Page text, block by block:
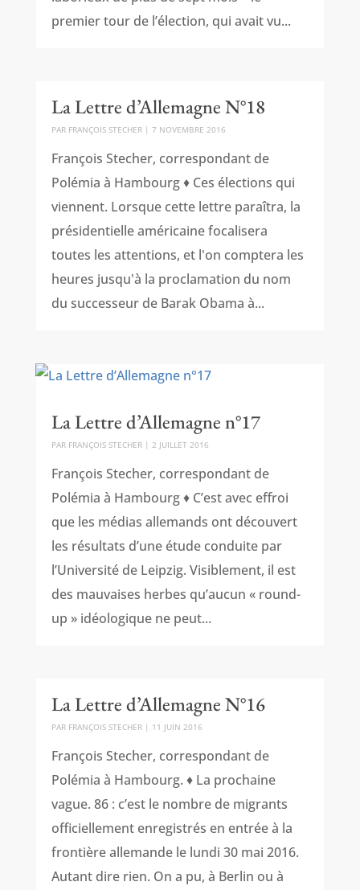
premier tour de l’élection, qui avait vu...
La Lettre d’Allemagne N°18
PAR FRANÇOIS STECHER| 7 NOVEMBRE 2016
François Stecher, correspondant de
Polémia à Hambourg ♦ Ces élections qui
viennent. Lorsque cette lettre paraîtra, la
présidentielle américaine focalisera
toutes les attentions, et l'on comptera les
heures jusqu'à la proclamation du nom
du successeur de Barak Obama à...
La Lettre d’Allemagne n°17
PAR FRANÇOIS STECHER| 2 JUILLET 2016
François Stecher, correspondant de
Polémia à Hambourg ♦ C’est avec effroi
que les médias allemands ont découvert
les résultats d’une étude conduite par
l’Université de Leipzig. Visiblement, il est
des mauvaises herbes qu’aucun « round-
up » idéologique ne peut...
La Lettre d’Allemagne N°16
PAR FRANÇOIS STECHER| 11 JUIN 2016
François Stecher, correspondant de
Polémia à Hambourg. ♦ La prochaine
vague. 86 : c’est le nombre de migrants
officiellement enregistrés en entrée à la
frontière allemande le lundi 30 mai 2016.
Autant dire rien. On a pu, à Berlin ou à